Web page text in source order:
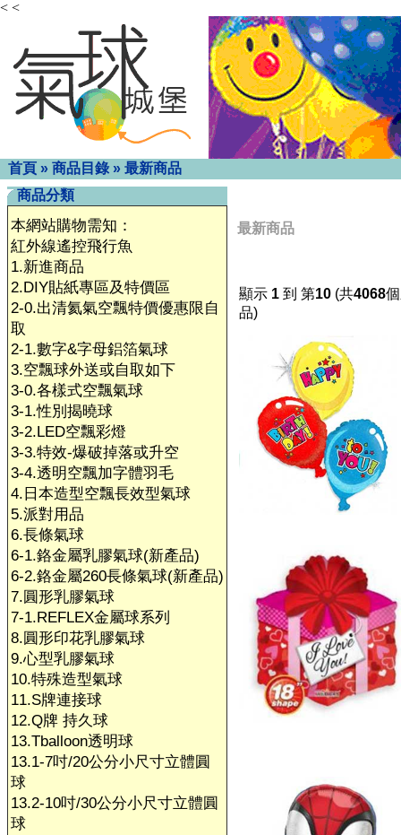
< <
首頁 » 商品目錄 » 最新商品
商品分類
本網站購物需知：
紅外線遙控飛行魚
1.新進商品
2.DIY貼紙專區及特價區
2-0.出清氦氣空飄特價優惠限自
取
2-1.數字&字母鋁箔氣球
3.空飄球外送或自取如下
3-0.各樣式空飄氣球
3-1.性別揭曉球
3-2.LED空飄彩燈
3-3.特效-爆破掉落或升空
3-4.透明空飄加字體羽毛
4.日本造型空飄長效型氣球
5.派對用品
6.長條氣球
6-1.鉻金屬乳膠氣球(新產品)
6-2.鉻金屬260長條氣球(新產品)
7.圓形乳膠氣球
7-1.REFLEX金屬球系列
8.圓形印花乳膠氣球
9.心型乳膠氣球
10.特殊造型氣球
11.S牌連接球
12.Q牌 持久球
13.Tballoon透明球
13.1-7吋/20公分小尺寸立體圓
球
13.2-10吋/30公分小尺寸立體圓
球
最新商品
顯示 1 到 第10 (共4068
品)